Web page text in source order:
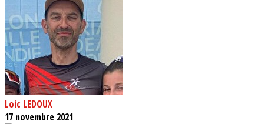
Loic LEDOUX
17 novembre 2021